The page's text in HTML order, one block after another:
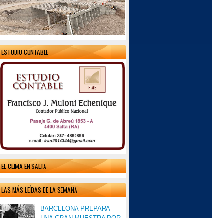
ESTUDIO CONTABLE
EL CLIMA EN SALTA
LAS MÁS LEÍDAS DE LA SEMANA
BARCELONA PREPARA